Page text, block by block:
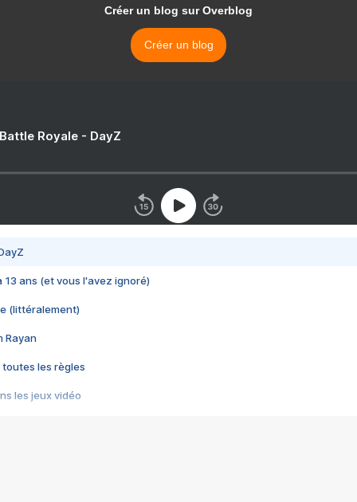
Créer un blog sur Overblog
Créer un blog
Royale - DayZ
13 ans (et vous l'avez ignoré)
(littéralement)
Rayan
toutes les règles
les jeux vidéo